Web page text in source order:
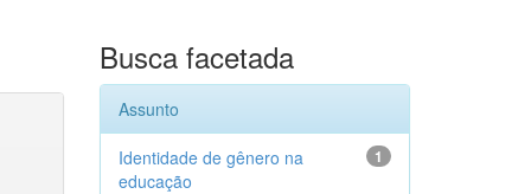
Busca facetada
Assunto
1
Identidade de gênero na
educação